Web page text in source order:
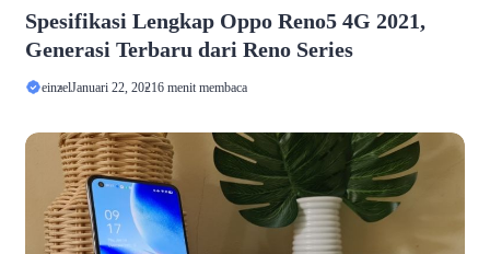
Spesifikasi Lengkap Oppo Reno5 4G 2021,
Generasi Terbaru dari Reno Series
einzelJanuari 22, 20216 menit membaca